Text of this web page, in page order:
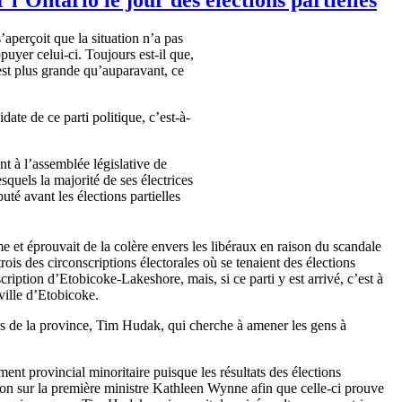
que la situation n’a pas
celui-ci. Toujours est-il que,
plus grande qu’auparavant, ce
de ce parti politique, c’est-à-
à l’assemblée législative de
la majorité de ses électrices
avant les élections partielles
et éprouvait de la colère envers les libéraux en raison du scandale
des circonscriptions électorales où se tenaient des élections
d’Etobicoke-Lakeshore, mais, si ce parti y est arrivé, c’est à
d’Etobicoke.
de la province, Tim Hudak, qui cherche à amenerles gens à
provincial minoritaire puisque les résultats des élections
surla première ministre Kathleen Wynne afin que celle-ci prouve